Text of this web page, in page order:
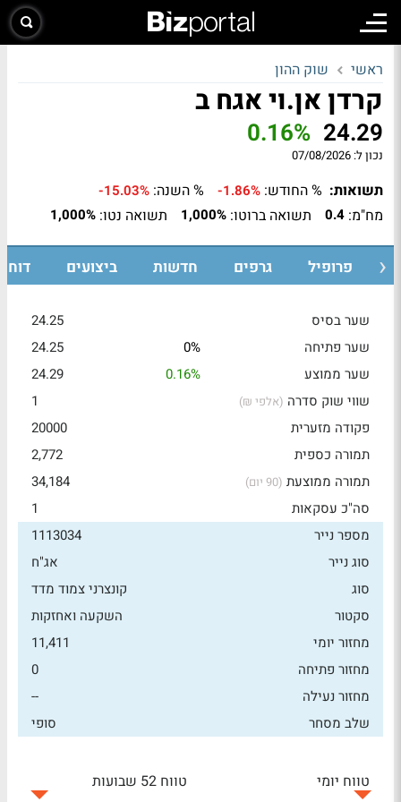
ראשי שוק ההון
קרדן אן.וי אגח ב
24.29
0.16%
נכון ל: 07/08/2026
תשואות: % החודש: -1.86% % השנה: -15.03%
מח"מ: 0.4 תשואה ברוטו: 1,000% תשואה נטו: 1,000%
פרופיל גרפים חדשות ביצועים
שער בסיס
24.25
שער פתיחה
0%
24.25
שער ממוצע
0.16%
24.29
שווי שוק סדרה (אלפי ₪)
1
פקודה מזערית
20000
תמורה כספית
2,772
תמורה ממוצעת (90 יום)
34,184
סה"כ עסקאות
1
מספר נייר
1113034
סוג נייר
אג"ח
סוג
קונצרני צמוד מדד
סקטור
השקעה ואחזקות
מחזור יומי
11,411
מחזור פתיחה
0
מחזור נעילה
--
שלב מסחר
סופי
טווח יומי
טווח 52 שבועות